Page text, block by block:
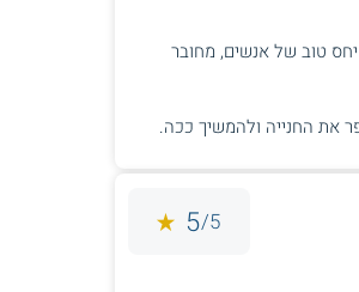
טוב של אנשים, מחובר
את החנייה ולהמשיך ככה.
5/
5